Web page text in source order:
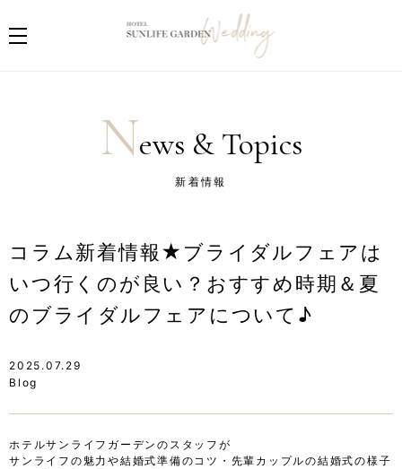
News & Topics
新着情報
コラム新着情報★ブライダルフェアは
いつ行くのが良い？おすすめ時期＆夏
のブライダルフェアについて♪
2025.07.29
Blog
ホテルサンライフガーデンのスタッフが
サンライフの魅力や結婚式準備のコツ・先輩カップルの結婚式の様子